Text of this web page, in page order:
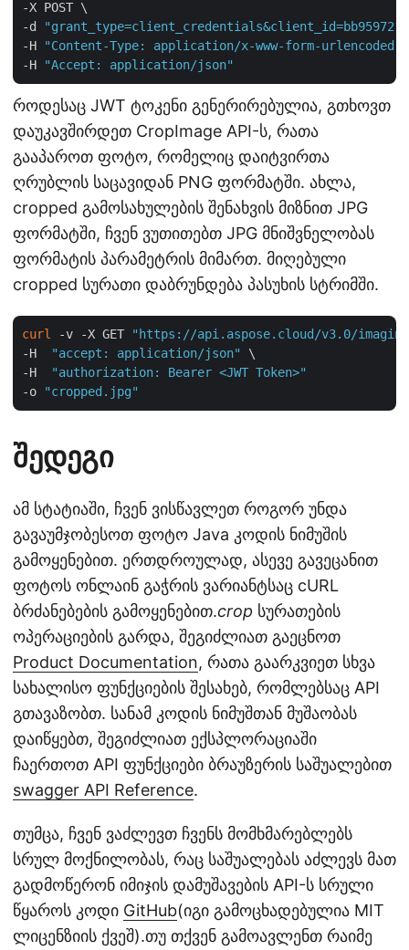
-X POST \
-d
"grant_type=client_credentials&client_id=bb959721-
-H
"Content-Type: application/x-www-form-urlencoded"
-H
"Accept: application/json"
როდესაც JWT ტოკენი გენერირებულია, გთხოვთ
დაუკავშირდეთ CropImage API-ს, რათა
გააპაროთ ფოტო, რომელიც დაიტვირთა
ღრუბლის საცავიდან PNG ფორმატში. ახლა,
cropped გამოსახულების შენახვის მიზნით JPG
ფორმატში, ჩვენ ვუთითებთ JPG მნიშვნელობას
ფორმატის პარამეტრის მიმართ. მიღებული
cropped სურათი დაბრუნდება პასუხის სტრიმში.
curl -v -X GET
"https://api.aspose.cloud/v3.0/imaging/
-H
"accept: application/json"
\
-H
"authorization: Bearer <JWT Token>"
-o
"cropped.jpg"
შედეგი
ამ სტატიაში, ჩვენ ვისწავლეთ როგორ უნდა
გავაუმჯობესოთ ფოტო Java კოდის ნიმუშის
გამოყენებით. ერთდროულად, ასევე გავეცანით
ფოტოს ონლაინ გაჭრის ვარიანტსაც cURL
ბრძანებების გამოყენებით.crop სურათების
ოპერაციების გარდა, შეგიძლიათ გაეცნოთ
Product Documentation, რათა გაარკვიეთ სხვა
სახალისო ფუნქციების შესახებ, რომლებსაც API
გთავაზობთ. სანამ კოდის ნიმუშთან მუშაობას
დაიწყებთ, შეგიძლიათ ექსპლორაციაში
ჩაერთოთ API ფუნქციები ბრაუზერის საშუალებით
swagger API Reference.
თუმცა, ჩვენ ვაძლევთ ჩვენს მომხმარებლებს
სრულ მოქნილობას, რაც საშუალებას აძლევს მათ
გადმოწერონ იმიჯის დამუშავების API-ს სრული
წყაროს კოდი GitHub(იგი გამოცხადებულია MIT
ლიცენზიის ქვეშ).თუ თქვენ გამოავლენთ რაიმე